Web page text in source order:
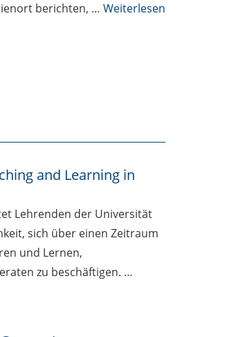
berichten, … Weiterlesen
and Learning in
Lehrenden der Universität
sich über einen Zeitraum
und Lernen,
zu beschäftigen. …